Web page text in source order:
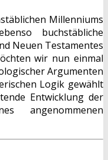
Millenniums
buchstäbliche
Neuen Testamentes
wir nun einmal
Argumenten
Logik gewählt
Entwicklung der
angenommenen